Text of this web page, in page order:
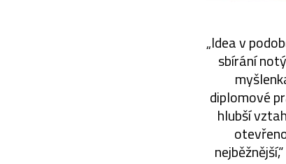
„Idea v
sbírání
diplomové
hlubší